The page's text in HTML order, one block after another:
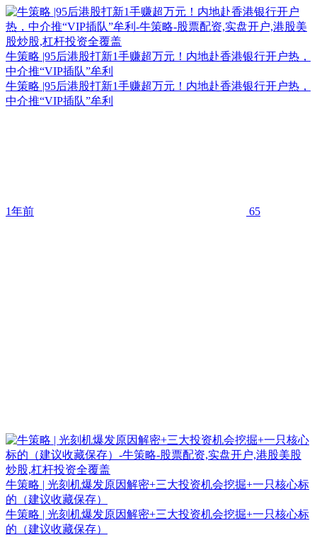
牛策略 |95后港股打新1手赚超万元！内地赴香港银行开户热，
中介推“VIP插队”牟利
牛策略 |95后港股打新1手赚超万元！内地赴香港银行开户热，
中介推“VIP插队”牟利
1年前 65
牛策略 | 光刻机爆发原因解密+三大投资机会挖掘+一只核心标
的（建议收藏保存）
牛策略 | 光刻机爆发原因解密+三大投资机会挖掘+一只核心标
的（建议收藏保存）